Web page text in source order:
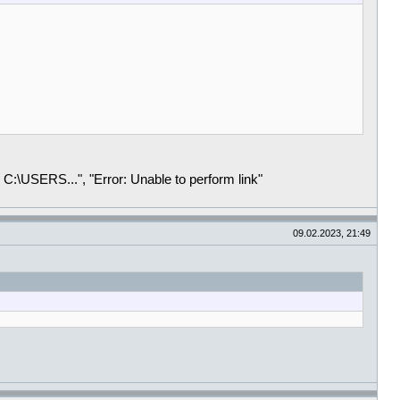
"Error: Unable to perform link"
09.02.2023, 21:49